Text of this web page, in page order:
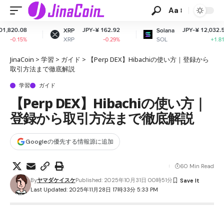
Aa
JPY-¥ 162.92
-0.29%
Solana
JPY-¥ 12,032.51
JinaCoin > 学習 > ガイド >
【Perp DEX】Hibachiの使い方｜登録から
取引方法まで徹底解説
学習 ガイド
【Perp DEX】Hibachiの使い方｜
登録から取引方法まで徹底解説
Googleの優先する情報源に追加
Last Updated: 2025年11月28日 17時33分 5:33 PM
ByヤマダケイスケPublished: 2025年10月31日 00時51分
60 Min Read